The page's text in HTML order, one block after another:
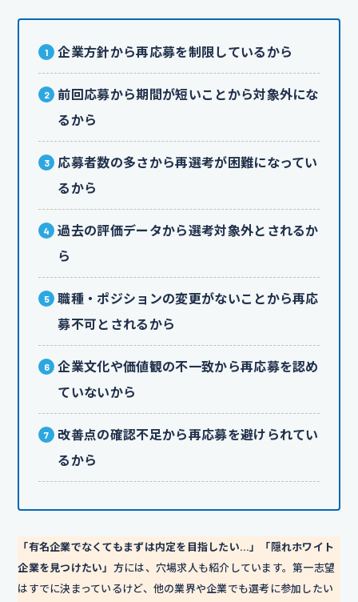
企業方針から再応募を制限しているから
前回応募から期間が短いことから対象外にな
るから
応募者数の多さから再選考が困難になってい
るから
過去の評価データから選考対象外とされるか
ら
職種・ポジションの変更がないことから再応
募不可とされるから
企業文化や価値観の不一致から再応募を認め
ていないから
改善点の確認不足から再応募を避けられてい
るから
「有名企業でなくてもまずは内定を目指したい…」「隠れホワイト
企業を見つけたい」 方には、穴場求人も紹介しています。第一志望
はすでに決まっているけど、他の業界や企業でも選考に参加したい